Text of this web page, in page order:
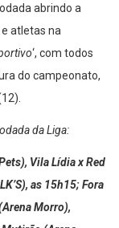
abrindo a
atletas na
‘, com todos
do campeonato,
da Liga:
Vila Lídia x Red
as 15h15; Fora
Morro),